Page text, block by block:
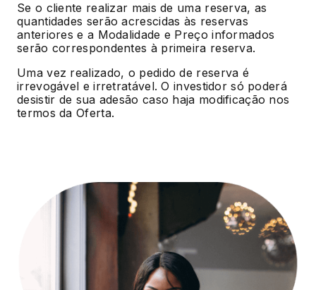
Se o cliente realizar mais de uma reserva, as
quantidades serão acrescidas às reservas
anteriores e a Modalidade e Preço informados
serão correspondentes à primeira reserva.
Uma vez realizado, o pedido de reserva é
irrevogável e irretratável. O investidor só poderá
desistir de sua adesão caso haja modificação nos
termos da Oferta.